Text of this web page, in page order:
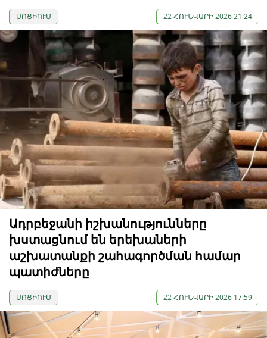
ՍՈՑԻՈՒՄ 22 ՀՈՒՆՎԱՐԻ 2026 21:24
Ադրբեջանի իշխանությունները
խստացնում են երեխաների
աշխատանքի շահագործման համար
պատիժները
ՍՈՑԻՈՒՄ 22 ՀՈՒՆՎԱՐԻ 2026 17:59